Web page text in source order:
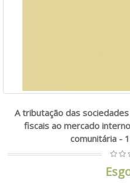
A tributação das
fiscais ao mercado
comunitária -